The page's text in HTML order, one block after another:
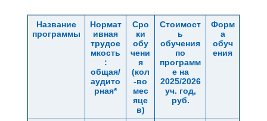
Название
программы
Нормат
ивная
трудое
мкость
:
общая/
аудито
рная*
Сро
ки
обу
чени
я
(кол
-во
мес
яце
в)
Стоимост
ь
обучения
по
программ
е на
2025/2026
уч. год,
руб.
Форм
а
обуч
ения